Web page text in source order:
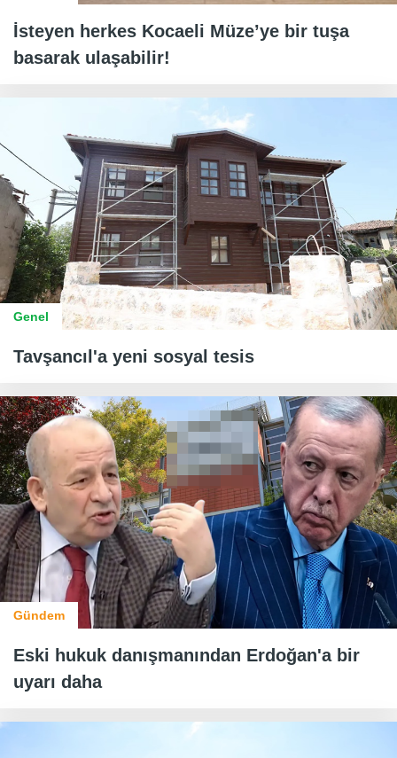
İsteyen herkes Kocaeli Müze’ye bir tuşa
basarak ulaşabilir!
Genel
Tavşancıl'a yeni sosyal tesis
Gündem
Eski hukuk danışmanından Erdoğan'a bir
uyarı daha